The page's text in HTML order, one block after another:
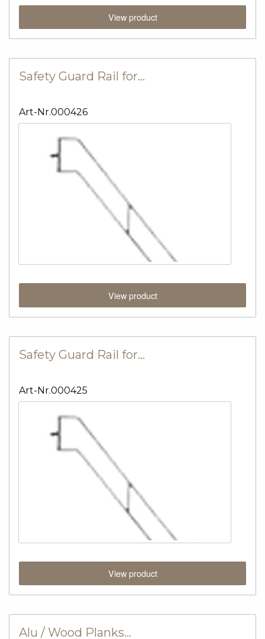
View product
Safety Guard Rail for…
Art-Nr.000426
View product
Safety Guard Rail for…
Art-Nr.000425
View product
Alu / Wood Planks…